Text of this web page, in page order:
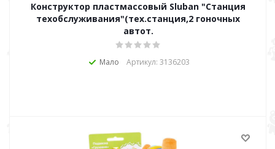
Конструктор пластмассовый Sluban "Станция
техобслуживания"(тех.станция,2 гоночных
автот.
Мало Артикул: 3136203